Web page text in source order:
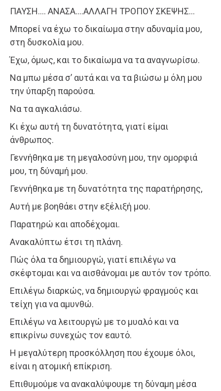
ΠΑΥΣΗ…. ΑΝΑΣΑ….ΑΛΛΑΓΗ ΤΡΟΠΟΥ ΣΚΕΨΗΣ…
Μπορεί να έχω το δικαίωμα στην αδυναμία μου,
στη δυσκολία μου.
Έχω, όμως, και το δικαίωμα να τα αναγνωρίσω.
Να μπω μέσα σ’ αυτά και να τα βιώσω μ όλη μου
την ύπαρξη παρούσα.
Να τα αγκαλιάσω.
Κι έχω αυτή τη δυνατότητα, γιατί είμαι
άνθρωπος.
Γεννήθηκα με τη μεγαλοσύνη μου, την ομορφιά
μου, τη δύναμή μου.
Γεννήθηκα με τη δυνατότητα της παρατήρησης,
Αυτή με βοηθάει στην εξέλιξή μου.
Παρατηρώ και αποδέχομαι.
Ανακαλύπτω έτσι τη πλάνη.
Πώς όλα τα δημιουργώ, γιατί επιλέγω να
σκέφτομαι και να αισθάνομαι με αυτόν τον τρόπο.
Επιλέγω διαρκώς, να δημιουργώ φραγμούς και
τείχη για να αμυνθώ.
Επιλέγω να λειτουργώ με το μυαλό και να
επικρίνω συνεχώς τον εαυτό.
Η μεγαλύτερη προσκόλληση που έχουμε όλοι,
είναι η ατομική επίκριση.
Επιθυμούμε να ανακαλύψουμε τη δύναμη μέσα